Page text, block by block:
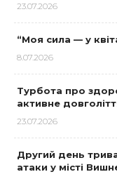
23.07.2026
“Моя сила — у
8.07.2026
Турбота про
активне
23.07.2026
Другий день
атаки у місті